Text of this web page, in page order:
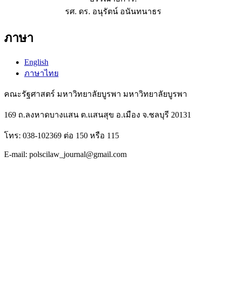
รศ. ดร. อนุรัตน์ อนันทนาธร
ภาษา
English
ภาษาไทย
คณะรัฐศาสตร์ มหาวิทยาลัยบูรพา มหาวิทยาลัยบูรพา
169 ถ.ลงหาดบางแสน ต.แสนสุข อ.เมือง จ.ชลบุรี 20131
โทร: 038-102369 ต่อ 150 หรือ 115
E-mail: polscilaw_journal@gmail.com